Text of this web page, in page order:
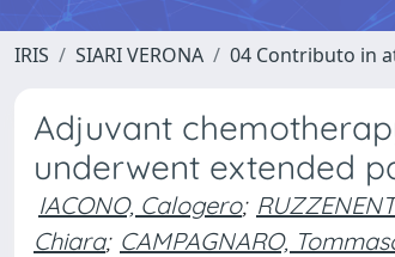
IRIS SIARI VERONA 04 Contributo in
Adjuvant
underwent extended
IACONO, Calogero;
Chiara; CAMPAGNARO,